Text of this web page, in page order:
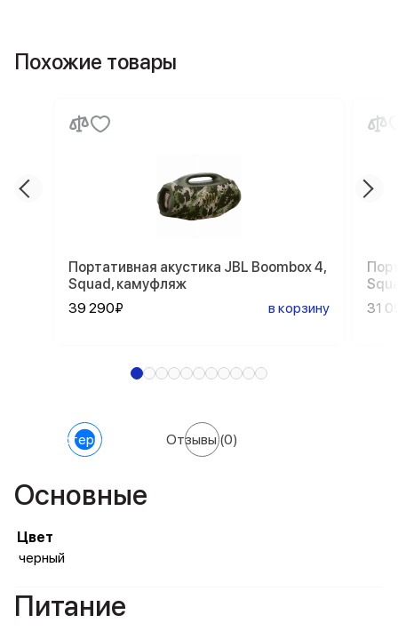
Похожие товары
Портативная акустика JBL Boombox 4,
Squad, камуфляж
39 290₽
в корзину
31
Характеристики Отзывы(0)
Основные
Цвет
черный
Питание